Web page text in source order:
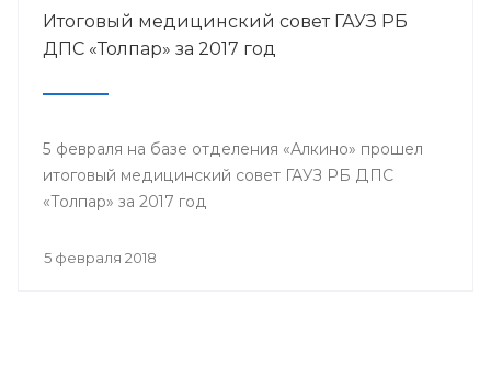
Итоговый медицинский совет ГАУЗ РБ
ДПС «Толпар» за 2017 год
5 февраля на базе отделения «Алкино» прошел
итоговый медицинский совет ГАУЗ РБ ДПС
«Толпар» за 2017 год
5 февраля 2018